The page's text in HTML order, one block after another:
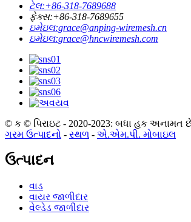
ટેલ:+86-318-7689688
ફેક્સ:+86-318-7689655
ઇમેઇલ:grace@anping-wiremesh.cn
ઇમેઇલ:grace@hncwiremesh.com
© ક © પિરાઇટ - 2020-2023: બધા હક અનામત
ગરમ ઉત્પાદનો - સ્થળ - એ.એમ.પી. મોબાઇલ
ઉત્પાદન
વાડ
વાયર જાળીદાર
વેલ્ડેડ જાળીદાર